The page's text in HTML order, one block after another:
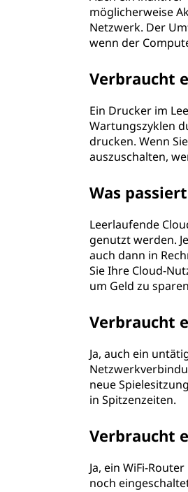
möglicherweise
Netzwerk. Der
wenn der
Verbraucht
Ein Drucker im
Wartungszyklen
drucken. Wenn
auszuschalten,
Was
Leerlaufende
genutzt werden.
auch dann in
Sie Ihre Cloud-
um Geld zu
Verbraucht
Ja, auch ein
neue
in Spitzenzeiten.
Verbraucht
Ja, ein WiFi-
noch